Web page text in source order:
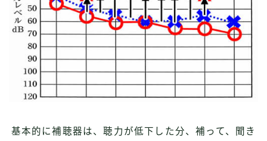
基本的に補聴器は、聴力が低下した分、補って、聞き